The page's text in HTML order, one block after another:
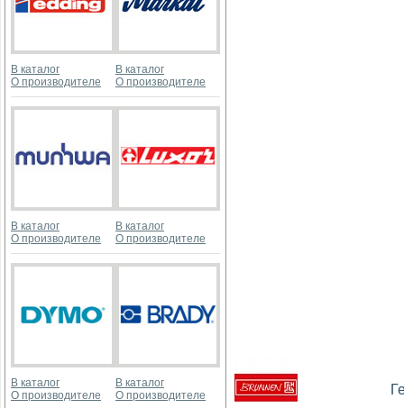
В каталог
О производителе
В каталог
О производителе
В каталог
О производителе
В каталог
О производителе
В каталог
О производителе
В каталог
О производителе